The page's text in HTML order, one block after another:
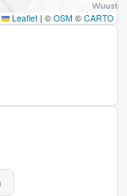
Leaflet | © OSM © CARTO